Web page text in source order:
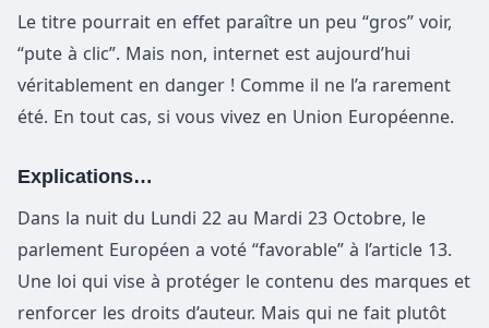
Le titre pourrait en effet paraître un peu “gros” voir,
“pute à clic”. Mais non, internet est aujourd’hui
véritablement en danger ! Comme il ne l’a rarement
été. En tout cas, si vous vivez en Union Européenne.
Explications…
Dans la nuit du Lundi 22 au Mardi 23 Octobre, le
parlement Européen a voté “favorable” à l’article 13.
Une loi qui vise à protéger le contenu des marques et
renforcer les droits d’auteur. Mais qui ne fait plutôt